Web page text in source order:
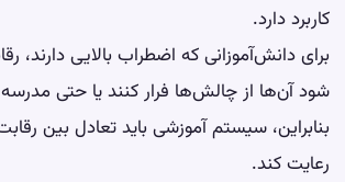
کاربرد دارد.
برای دانش‌آموزانی که اضطراب بالایی دارند،
شود آن‌ها از چالش‌ها فرار کنند یا حتی مدرسه
بنابراین، سیستم آموزشی باید تعادل بین
رعایت کند.